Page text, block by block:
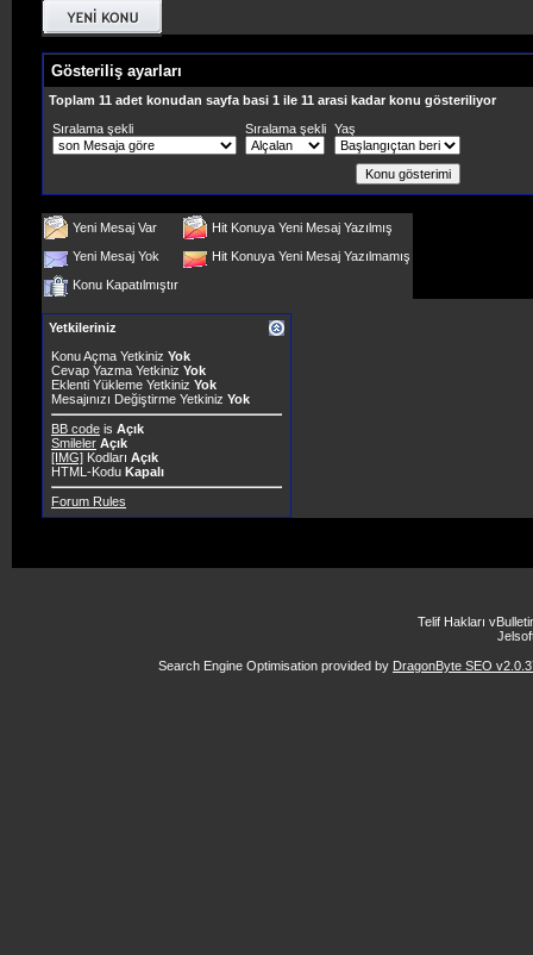
Gösteriliş ayarları
Toplam 11 adet konudan sayfa basi 1 ile 11 arasi kadar konu gösteriliyor
Sıralama şekli
Sıralama şekli Yaş
Yeni Mesaj Var
Hit Konuya Yeni Mesaj Yazılmış
Yeni Mesaj Yok
Hit Konuya Yeni Mesaj Yazılmamış
Konu Kapatılmıştır
Yetkileriniz
Konu Açma Yetkiniz Yok
Cevap Yazma Yetkiniz Yok
Eklenti Yükleme Yetkiniz Yok
Mesajınızı Değiştirme Yetkiniz Yok
BB code is Açık
Smileler Açık
[IMG] Kodları Açık
HTML-Kodu Kapalı
Forum Rules
Telif Hakları
Search Engine Optimisation provided by DragonByte SEO